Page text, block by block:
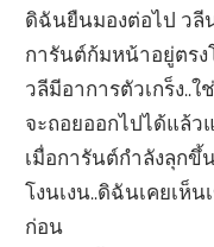
ดิฉันยืนมองต่อไป วลี
การันต์ก้มหน้าอยู่ตร
วลีมีอาการตัวเกร็ง..
จะถอยออกไปได้แล้
เมื่อการันต์กำลังลุกขึ้
โงนเงน..ดิฉันเคยเห็
ก่อน